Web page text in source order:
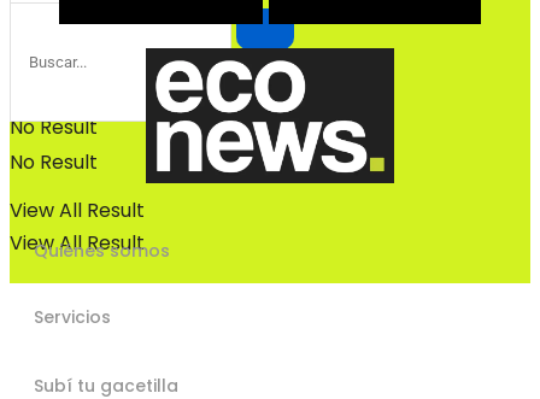
No Result
View All Result
No Result
View All Result
Quiénes somos
Servicios
Subí tu gacetilla